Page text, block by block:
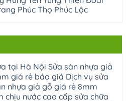
Phúc Thọ Phúc Lộc
tại Hà Nội Sửa sàn nhựa giả
giá rẻ báo giá Dịch vụ sửa
nhựa giả gỗ giá rẻ 8mm
chịu nước cao cấp sửa chữa